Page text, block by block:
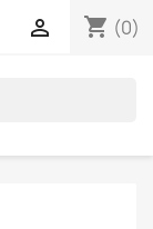
shopping_cart (0)
